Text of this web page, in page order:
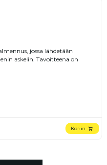
jossa lähdetään
askelin. Tavoitteena on
Koriin